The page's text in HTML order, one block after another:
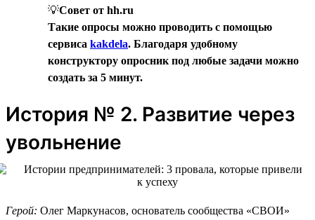
💡Совет от hh.ru
Такие опросы можно проводить с помощью
сервиса kakdela. Благодаря удобному
конструктору опросник под любые задачи можно
создать за 5 минут.
История № 2. Развитие через
увольнение
Герой: Олег Маркунасов, основатель сообщества «СВОИ»